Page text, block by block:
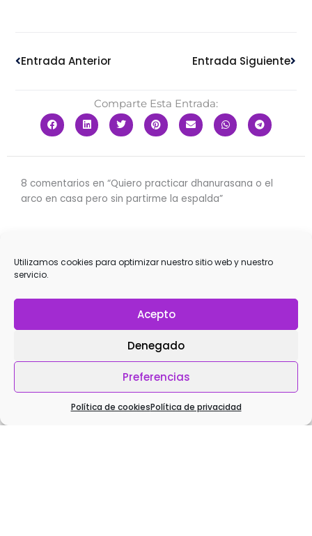
Utilizamos cookies para optimizar nuestro sitio web y nuestro
servicio.
Acepto
Denegado
Preferencias
Política de cookiesPolítica de privacidad
Entrada Anterior Entrada Siguiente
Comparte Esta Entrada:
8 comentarios en “Quiero practicar dhanurasana o el
arco en casa pero sin partirme la espalda”
Hola, muy buena explicación, muchas gracias
JULIA (YOGUINEANDO)